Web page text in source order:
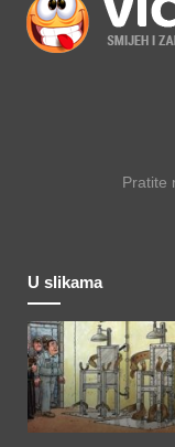
Pratite
U slikama